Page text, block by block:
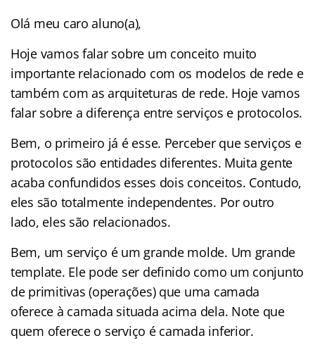
Olá meu caro aluno(a),
Hoje vamos falar sobre um conceito muito
importante relacionado com os modelos de rede e
também com as arquiteturas de rede. Hoje vamos
falar sobre a diferença entre serviços e protocolos.
Bem, o primeiro já é esse. Perceber que serviços e
protocolos são entidades diferentes. Muita gente
acaba confundidos esses dois conceitos. Contudo,
eles são totalmente independentes. Por outro
lado, eles são relacionados.
Bem, um serviço é um grande molde. Um grande
template. Ele pode ser definido como um conjunto
de primitivas (operações) que uma camada
oferece à camada situada acima dela. Note que
quem oferece o serviço é camada inferior.